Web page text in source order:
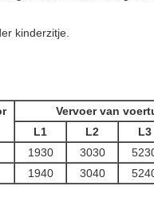
kinderzitje.
Vervoer van
L1 L2 L3
1930 3030
1940 3040